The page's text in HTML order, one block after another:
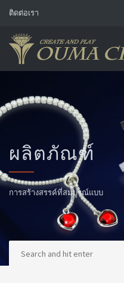
ติดต่อเรา
ผลิตภัณฑ์
การสร้างสรรค์ที่สมบูรณ์แบบ